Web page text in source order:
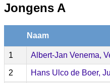
Jongens A
Naam
1 Albert-Jan Venema,
2 Hans Ulco de Boer,